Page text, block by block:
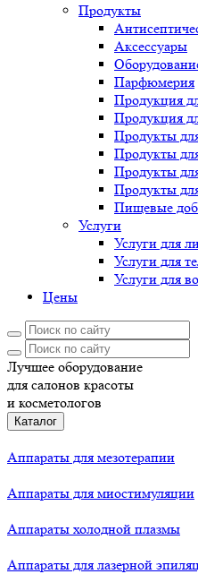
Продукты
Аксессуары
Парфюмерия
Продукция
Продукция
Продукты
Продукты
Продукты
Продукты
Пищевые
Услуги
Услуги для
Услуги для
Услуги для
Цены
Лучшее оборудование
для салонов красоты
и косметологов
Каталог
Аппараты для мезотерапии
Аппараты для миостимуляции
Аппараты холодной плазмы
Аппараты для лазерной